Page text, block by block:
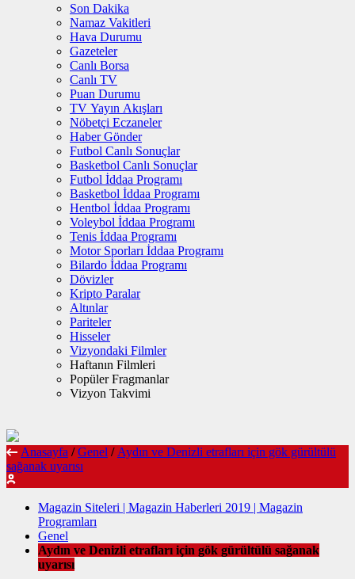
Son Dakika
Namaz Vakitleri
Hava Durumu
Gazeteler
Canlı Borsa
Canlı TV
Puan Durumu
TV Yayın Akışları
Nöbetçi Eczaneler
Haber Gönder
Futbol Canlı Sonuçlar
Basketbol Canlı Sonuçlar
Futbol İddaa Programı
Basketbol İddaa Programı
Hentbol İddaa Programı
Voleybol İddaa Programı
Tenis İddaa Programı
Motor Sporları İddaa Programı
Bilardo İddaa Programı
Dövizler
Kripto Paralar
Altınlar
Pariteler
Hisseler
Vizyondaki Filmler
Haftanın Filmleri
Popüler Fragmanlar
Vizyon Takvimi
Anasayfa / Genel / Aydın ve Denizli etrafları için gök gürültülü
sağanak uyarısı
Magazin Siteleri | Magazin Haberleri 2019 | Magazin
Programları
Genel
Aydın ve Denizli etrafları için gök gürültülü sağanak
uyarısı